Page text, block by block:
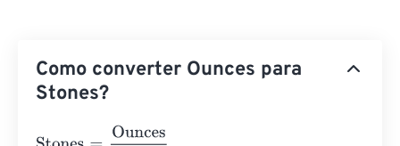
Como converter Ounces para
Stones?
Stones Ounces224